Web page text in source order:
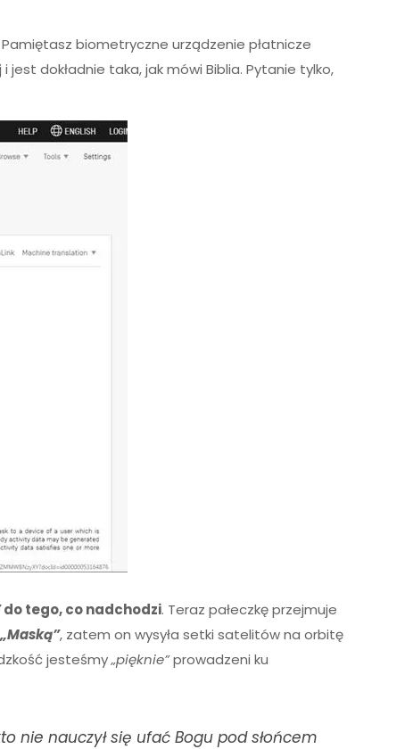
biometryczne urządzenie płatnicze
jest dokładnie taka, jak mówi Biblia. Pytanie tylko,
do tego, co nadchodzi. Teraz pałeczkę przejmuje
„Maską”, zatem on wysyła setki satelitów na orbitę
jesteśmy„pięknie”prowadzeni ku
nie nauczył się ufać Bogu pod słońcem